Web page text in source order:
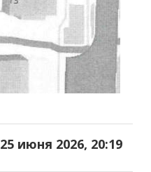
25 июня 2026, 20:19